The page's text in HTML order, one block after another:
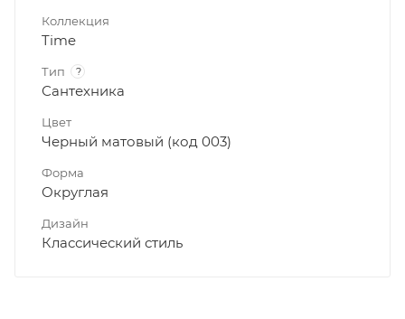
Коллекция
Time
Тип ?
Сантехника
Цвет
Черный матовый (код 003)
Форма
Округлая
Дизайн
Классический стиль